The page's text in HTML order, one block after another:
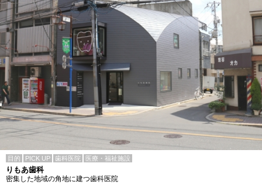
目的 PICK UP 歯科医院 医療・福祉施設
りもあ歯科
密集した地域の角地に建つ歯科医院